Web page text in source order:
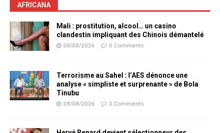
AFRICANA
Mali : prostitution, alcool… un casino
clandestin impliquant des Chinois démantelé
08/08/2026 0 Comments
Terrorisme au Sahel : l’AES dénonce une
analyse « simpliste et surprenante » de Bola
Tinubu
08/08/2026 0 Comments